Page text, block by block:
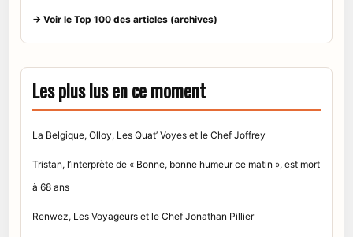
→ Voir le Top 100 des articles (archives)
Les plus lus en ce moment
La Belgique, Olloy, Les Quat’ Voyes et le Chef Joffrey
Tristan, l’interprète de « Bonne, bonne humeur ce matin », est mort
à 68 ans
Renwez, Les Voyageurs et le Chef Jonathan Pillier